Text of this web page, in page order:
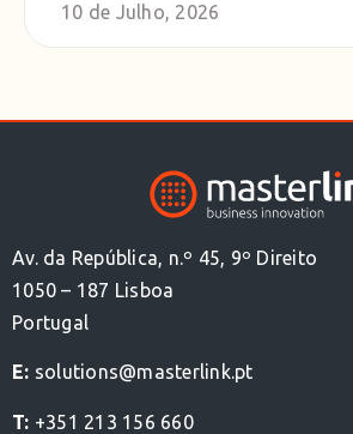
10 de Julho, 2026
Av. da República, n.º 45, 9º Direito
1050 – 187 Lisboa
Portugal
E: solutions@masterlink.pt
T: +351 213 156 660